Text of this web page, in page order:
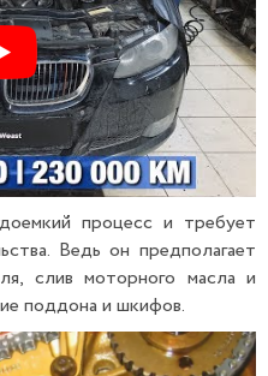
процесс и требует
Ведь он предполагает
слив моторного масла и
поддона и шкифов.